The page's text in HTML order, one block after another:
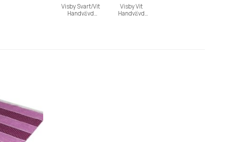
Visby Svart/Vit
Handvävd
Visby Vit
Handvävd